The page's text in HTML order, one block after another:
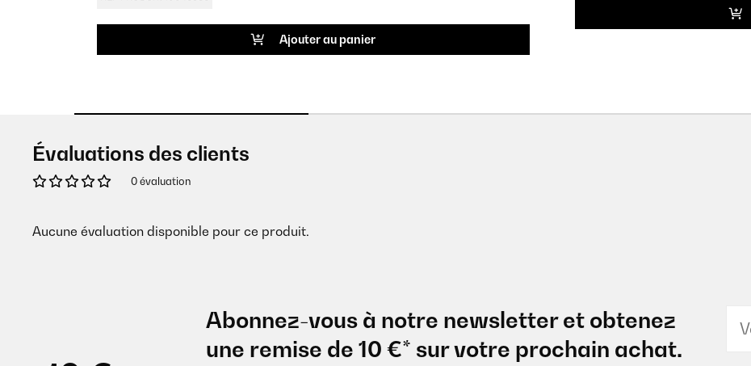
Ajouter au panier
Évaluations des clients
0 évaluation
Aucune évaluation disponible pour ce produit.
Abonnez-vous à notre newsletter et obtenez
une remise de 10 €* sur votre prochain achat.